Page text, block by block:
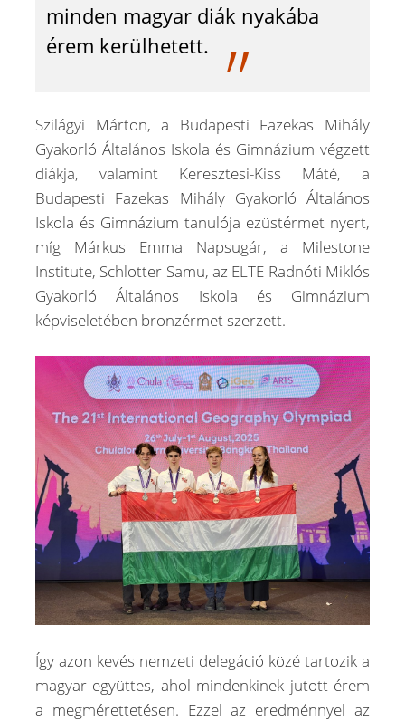
minden magyar diák nyakába
érem kerülhetett.
Szilágyi Márton, a Budapesti Fazekas Mihály
Gyakorló Általános Iskola és Gimnázium végzett
diákja, valamint Keresztesi-Kiss Máté, a
Budapesti Fazekas Mihály Gyakorló Általános
Iskola és Gimnázium tanulója ezüstérmet nyert,
míg Márkus Emma Napsugár, a Milestone
Institute, Schlotter Samu, az ELTE Radnóti Miklós
Gyakorló Általános Iskola és Gimnázium
képviseletében bronzérmet szerzett.
Így azon kevés nemzeti delegáció közé tartozik a
magyar együttes, ahol mindenkinek jutott érem
a megmérettetésen. Ezzel az eredménnyel az